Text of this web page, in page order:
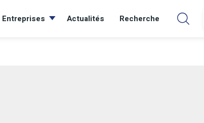
Entreprises Actualités Recherche